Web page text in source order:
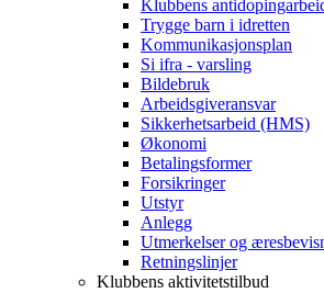
Klubbens
Trygge barn i idretten
Kommunikasjonsplan
Si ifra - varsling
Bildebruk
Arbeidsgiveransvar
Sikkerhetsarbeid (HMS)
Økonomi
Betalingsformer
Forsikringer
Utstyr
Anlegg
Utmerkelser og
Retningslinjer
Klubbens aktivitetstilbud